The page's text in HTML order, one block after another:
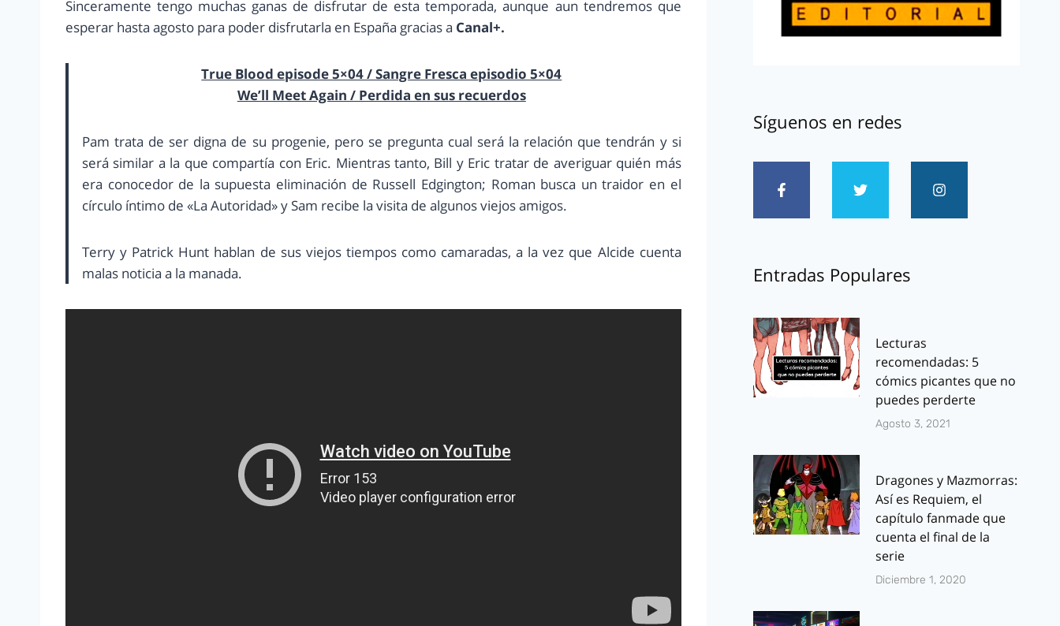
Sinceramente tengo muchas ganas de disfrutar de esta temporada, aunque aun tendremos que
esperar hasta agosto para poder disfrutarla en España gracias a Canal+.
True Blood episode 5×04 / Sangre Fresca episodio 5×04
We’ll Meet Again / Perdida en sus recuerdos
Pam trata de ser digna de su progenie, pero se pregunta cual será la relación que tendrán y si
será similar a la que compartía con Eric. Mientras tanto, Bill y Eric tratar de averiguar quién más
era conocedor de la supuesta eliminación de Russell Edgington; Roman busca un traidor en el
círculo íntimo de «La Autoridad» y Sam recibe la visita de algunos viejos amigos.
Terry y Patrick Hunt hablan de sus viejos tiempos como camaradas, a la vez que Alcide cuenta
malas noticia a la manada.
Síguenos en redes
Entradas Populares
Lecturas
recomendadas: 5
cómics picantes que no
puedes perderte
Agosto 3, 2021
Dragones y Mazmorras:
Así es Requiem, el
capítulo fanmade que
cuenta el final de la
serie
Diciembre 1, 2020